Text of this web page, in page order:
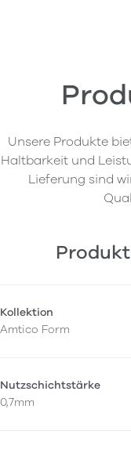
Unsere Produkte
Haltbarkeit und
Lieferung sind
Kollektion
Amtico Form
Nutzschichtstärke
0,7mm